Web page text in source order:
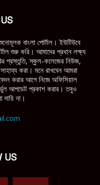
বাংলা পোর্টাল। ইউটিউবে
শুরু করি। আমাদের প্রধান লক্ষ্য
প্রস্তুতি, স্কুল-কলেজের নিউজ,
করা। মনে রাখবেন আমরা
করার আগে নিজে অফিসিয়াল
আপডেট প্রকাশ করার। তবুও
না।
US